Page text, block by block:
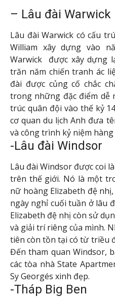
– Lâu đài Warwick
Lâu đài Warwick có cấu
William xây dựng vào
Warwick được xây dựng
trăn năm chiến tranh ác
đài được củng cố chắc
trong những đặc điểm dễ
trúc quân đội vào thế kỷ
cơ quan du lịch Anh đưa
và công trình kỷ niệm
-Lâu đài Windsor
Lâu đài Windsor được coi
trên thế giới. Nó là một
nữ hoàng Elizabeth đệ
ngày nghỉ cuối tuần ở lâu
Elizabeth đệ nhị còn sử
và giải trí riêng của mình.
tiên còn tồn tại có từ triều
Đến tham quan Windsor,
các tòa nhà State
Sy Georgés xinh đẹp.
-Tháp Big Ben